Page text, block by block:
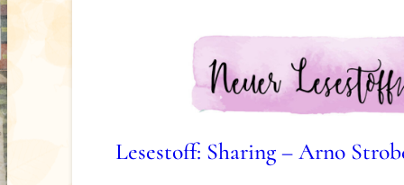
anfangen, zumal ich gerade erst den dritten
von Marah Woolf beendet habe.
Oh, wie ich mich freue! Danke NetGalley
großes Dankeschön an den Ravensburger
Über das Buch (formally known as
Lesestoff: Sharing – Arno